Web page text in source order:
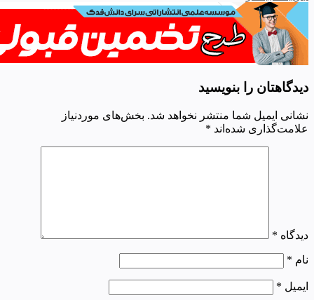
دیدگاهتان را بنویسید
نشانی ایمیل شما منتشر نخواهد شد. بخش‌های موردنیاز
علامت‌گذاری شده‌اند *
دیدگاه *
نام *
ایمیل *